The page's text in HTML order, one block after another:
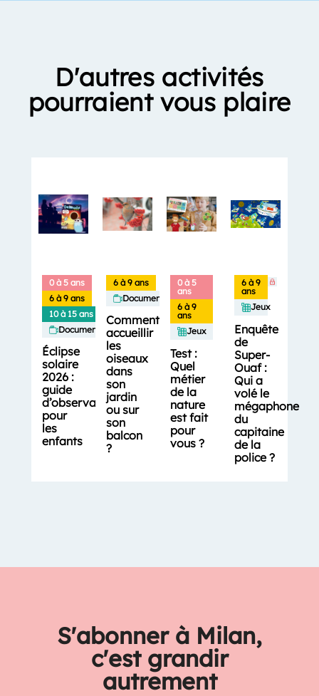
D'autres activités
pourraient vous plaire
0 à 5 ans
6 à 9 ans
10 à 15 ans
Documentaires
Éclipse
solaire
2026 :
guide
d’observation
pour
les
enfants
6 à 9 ans
Documentaires
Comment
accueillir
les
oiseaux
dans
son
jardin
ou sur
son
balcon
?
0 à 5
ans
6 à 9
ans
Jeux
Test :
Quel
métier
de la
nature
est fait
pour
vous ?
6 à 9
ans
Jeux
Enquête
de
Super-
Ouaf :
Qui a
volé le
mégaphone
du
capitaine
de la
police ?
S'abonner à Milan,
c'est grandir
autrement